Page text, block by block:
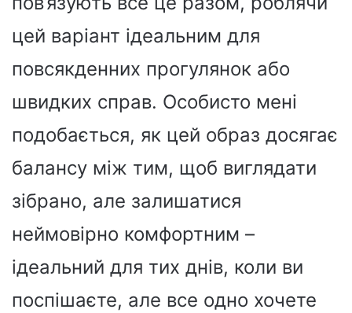
цей варіант ідеальним для
повсякденних прогулянок або
швидких справ. Особисто мені
подобається, як цей образ досягає
балансу між тим, щоб виглядати
зібрано, але залишатися
неймовірно комфортним –
ідеальний для тих днів, коли ви
поспішаєте, але все одно хочете